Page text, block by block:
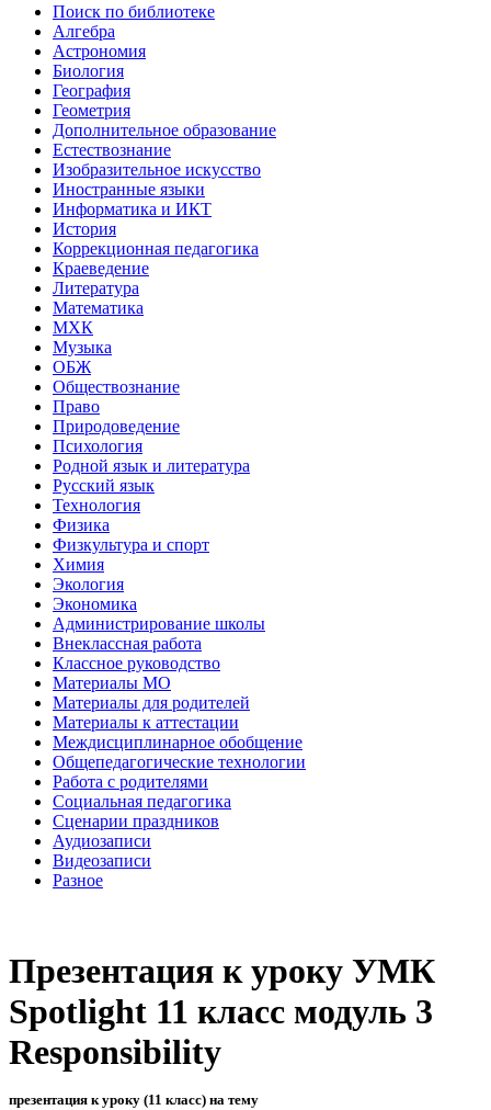
Поиск по библиотеке
Алгебра
Астрономия
Биология
География
Геометрия
Дополнительное образование
Естествознание
Изобразительное искусство
Иностранные языки
Информатика и ИКТ
История
Коррекционная педагогика
Краеведение
Литература
Математика
МХК
Музыка
ОБЖ
Обществознание
Право
Природоведение
Психология
Родной язык и литература
Русский язык
Технология
Физика
Физкультура и спорт
Химия
Экология
Экономика
Администрирование школы
Внеклассная работа
Классное руководство
Материалы МО
Материалы для родителей
Материалы к аттестации
Междисциплинарное обобщение
Общепедагогические технологии
Работа с родителями
Социальная педагогика
Сценарии праздников
Аудиозаписи
Видеозаписи
Разное
Презентация к уроку УМК
Spotlight 11 класс модуль 3
Responsibility
презентация к уроку (11 класс) на тему